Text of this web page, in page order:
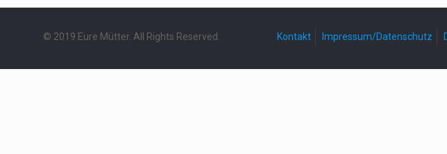
© 2019 Eure Mütter. All Rights Reserved. Kontakt Impressum/Datenschutz